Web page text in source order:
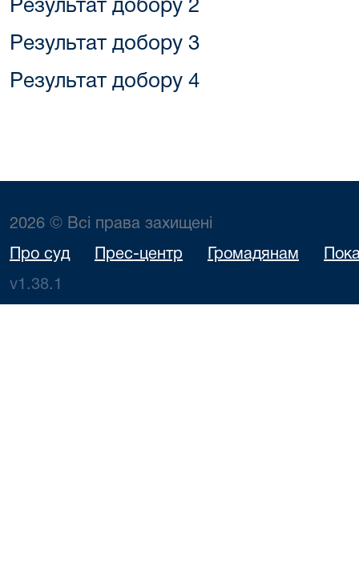
Результат добору 2
Результат добору 3
Результат добору 4
2026 © Всі права захищені
Про суд Прес-центр Громадянам
v1.38.1